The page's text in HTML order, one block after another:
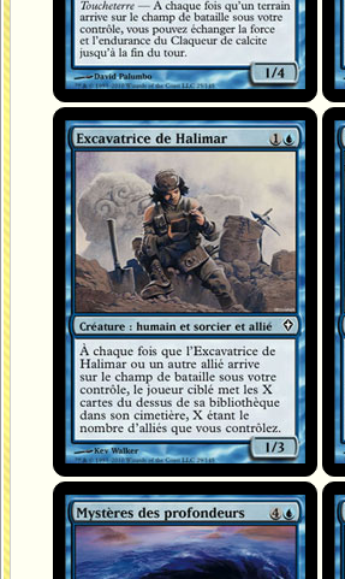
Excavatrice de Halimar
Mystères des profondeurs